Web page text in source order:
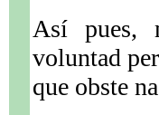
Así pues,
voluntad
que obste